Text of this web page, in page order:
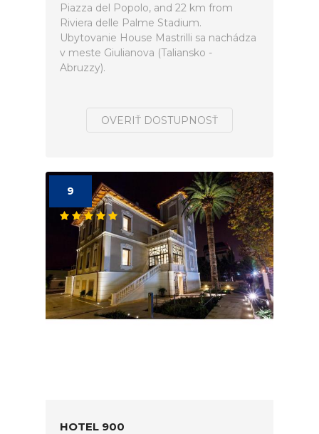
Piazza del Popolo, and 22 km from
Riviera delle Palme Stadium.
Ubytovanie House Mastrilli sa nachádza
v meste Giulianova (Taliansko -
Abruzzy).
OVERIŤ DOSTUPNOSŤ
9
HOTEL 900